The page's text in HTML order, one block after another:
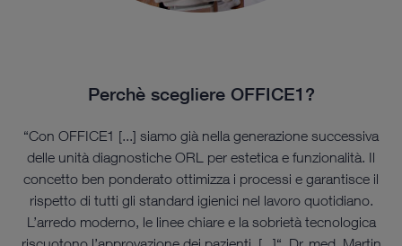
Perchè scegliere OFFICE1?
“Con OFFICE1 [...] siamo già nella generazione successiva
delle unità diagnostiche ORL per estetica e funzionalità. Il
concetto ben ponderato ottimizza i processi e garantisce il
rispetto di tutti gli standard igienici nel lavoro quotidiano.
L’arredo moderno, le linee chiare e la sobrietà tecnologica